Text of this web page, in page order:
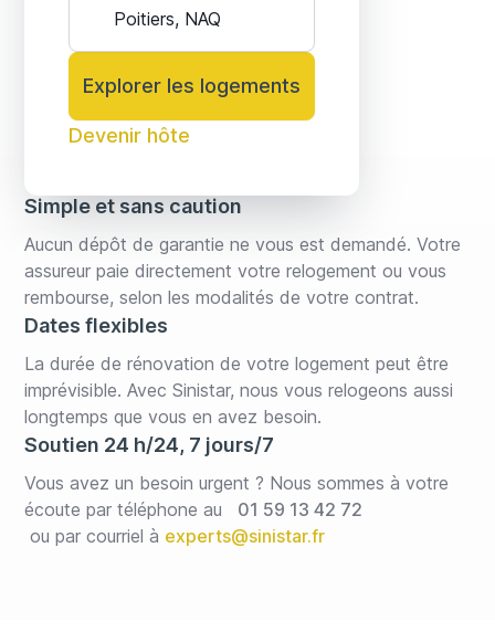
Explorer les logements
Devenir hôte
Simple et sans caution
Aucun dépôt de garantie ne vous est demandé. Votre
assureur paie directement votre relogement ou vous
rembourse, selon les modalités de votre contrat.
Dates flexibles
La durée de rénovation de votre logement peut être
imprévisible. Avec Sinistar, nous vous relogeons aussi
longtemps que vous en avez besoin.
Soutien 24 h/24, 7 jours/7
Vous avez un besoin urgent ? Nous sommes à votre
écoute par téléphone au
ou par courriel à experts@sinistar.fr